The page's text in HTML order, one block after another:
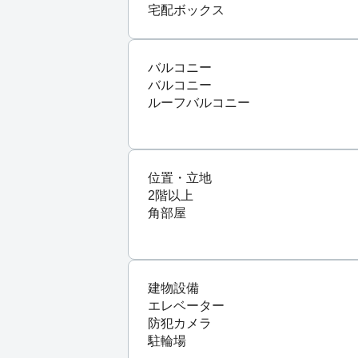
宅配ボックス
バルコニー
バルコニー
ルーフバルコニー
位置・立地
2階以上
角部屋
建物設備
エレベーター
防犯カメラ
駐輪場